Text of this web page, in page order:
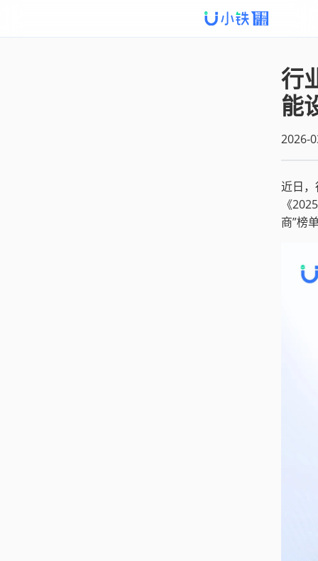
行
能
2026-
近日
《
商”榜